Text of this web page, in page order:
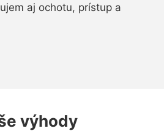
aj ochotu, prístup a
výhody